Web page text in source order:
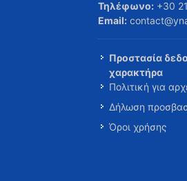
Τηλέφωνο: +30
Email:
Προστασία
χαρακτήρα
Πολιτική για
Δήλωση
Όροι χρήσης